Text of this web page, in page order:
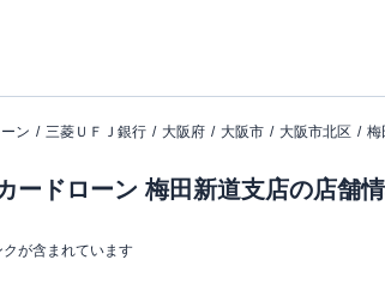
ン 三菱ＵＦＪ銀行 大阪府 大阪市 大阪市北区 梅
ードローン 梅田新道支店の店舗
が含まれています